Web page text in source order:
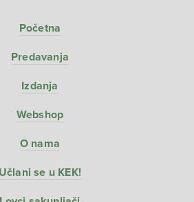
Početna
Predavanja
Izdanja
Webshop
O nama
Učlani se u KEK!